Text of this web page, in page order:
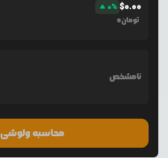
0% $0.00
0تومان
نامشخص
محاسبه ولوشی